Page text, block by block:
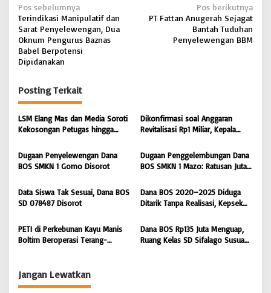
N
a
v
i
a
s
i
o
Pos sebelumnya
Terindikasi Manipulatif dan
Sarat Penyelewengan, Dua
Oknum Pengurus Baznas
Babel Berpotensi
Dipidanakan
Pos berikutnya
PT Fattan Anugerah Sejagat
Bantah Tuduhan
Penyelewengan BBM
Posting Terkait
LSM Elang Mas dan Media Soroti
Kekosongan Petugas hingga
Perpustakaan Nias Utara
Dikonfirmasi soal Anggaran
Revitalisasi Rp1 Miliar, Kepala
Hiliuso Bungkam
Dugaan Penyelewengan Dana
BOS SMKN 1 Gomo Disorot
Dugaan Penggelembungan Dana
BOS SMKN 1 Mazo: Ratusan Juta
Data Siswa Tak Sesuai, Dana BOS
SD 078487 Disorot
Dana BOS 2020–2025 Diduga
Ditarik Tanpa Realisasi, Kepsek
Dikonfirmasi
PETI di Perkebunan Kayu Manis
Boltim Beroperasi Terang-
Dana BOS Rp135 Juta Menguap,
Ruang Kelas SD Sifalago Susua
Jangan Lewatkan